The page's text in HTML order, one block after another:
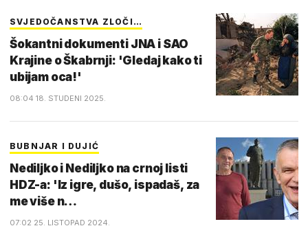
SVJEDOČANSTVA ZLOČI…
Šokantni dokumenti JNA i SAO
Krajine o Škabrnji: 'Gledaj kako ti
ubijam oca!'
08:04 18. STUDENI 2025.
BUBNJAR I DUJIĆ
Nediljko i Nediljko na crnoj listi
HDZ-a: 'Iz igre, dušo, ispadaš, za
me više n…
07:02 25. LISTOPAD 2024.